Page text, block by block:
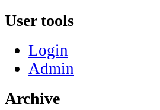
User tools
Login
Admin
Archive